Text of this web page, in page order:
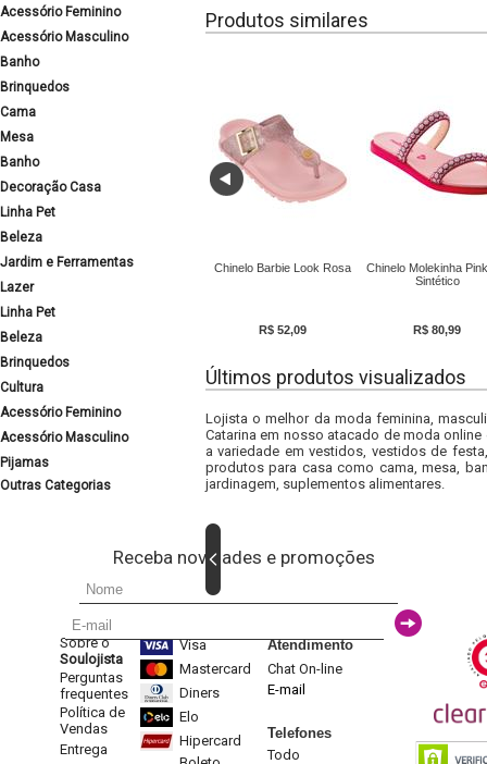
Acessório Feminino
Acessório Masculino
Banho
Brinquedos
Cama
Mesa
Banho
Decoração Casa
Linha Pet
Beleza
Jardim e Ferramentas
Lazer
Linha Pet
Beleza
Brinquedos
Cultura
Acessório Feminino
Acessório Masculino
Pijamas
Outras Categorias
Produtos similares
Chinelo Barbie Look Rosa
R$ 52,09
Chinelo Molekinha
Sintético
R$ 80,99
Últimos produtos visualizados
Lojista o melhor da moda feminina,
Catarina em nosso atacado de moda
a variedade em vestidos, vestidos de
produtos para casa como cama, mesa,
jardinagem, suplementos alimentares.
Receba novidades e promoções
Sobre o
Soulojista
Perguntas
frequentes
Política de
Vendas
Entrega
Visa
Mastercard
Diners
Elo
Hipercard
Atendimento
Chat On-line
E-mail
Telefones
Todo